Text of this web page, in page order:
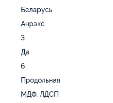
Беларусь
Анрэкс
3
Да
6
Продольная
МДФ, ЛДСП